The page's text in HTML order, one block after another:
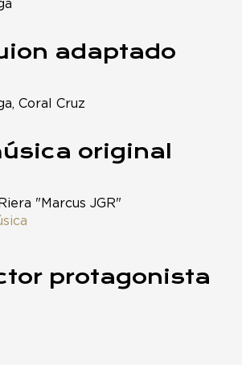
adaptado
Coral Cruz
original
"Marcus JGR"
protagonista